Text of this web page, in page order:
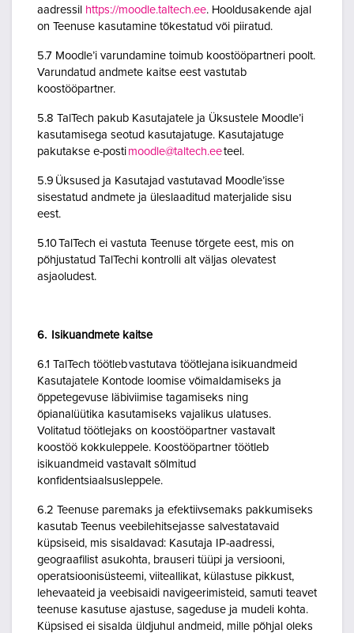
aadressil https://moodle.taltech.ee. Hooldusakende ajal
on Teenuse kasutamine tõkestatud või piiratud.
5.7 Moodle’i varundamine toimub koostööpartneri poolt.
Varundatud andmete kaitse eest vastutab
koostööpartner.
5.8 TalTech pakub Kasutajatele ja Üksustele Moodle’i
kasutamisega seotud kasutajatuge. Kasutajatuge
pakutakse e-posti moodle@taltech.eeteel.
5.9 Üksused ja Kasutajad vastutavad Moodle’isse
sisestatud andmete ja üleslaaditud materjalide sisu
eest.
5.10 TalTech ei vastuta Teenuse tõrgete eest, mis on
põhjustatud TalTechi kontrolli alt väljas olevatest
asjaoludest.
6. Isikuandmete kaitse
6.1 TalTech töötleb vastutava töötlejana isikuandmeid
Kasutajatele Kontode loomise võimaldamiseks ja
õppetegevuse läbiviimise tagamiseks ning
õpianalüütika kasutamiseks vajalikus ulatuses.
Volitatud töötlejaks on koostööpartner vastavalt
koostöö kokkuleppele. Koostööpartner töötleb
isikuandmeid vastavalt sõlmitud
konfidentsiaalsusleppele.
6.2 Teenuse paremaks ja efektiivsemaks pakkumiseks
kasutab Teenus veebilehitsejasse salvestatavaid
küpsiseid, mis sisaldavad: Kasutaja IP-aadressi,
geograafilist asukohta, brauseri tüüpi ja versiooni,
operatsioonisüsteemi, viiteallikat, külastuse pikkust,
lehevaateid ja veebisaidi navigeerimisteid, samuti teavet
teenuse kasutuse ajastuse, sageduse ja mudeli kohta.
Küpsised ei sisalda üldjuhul andmeid, mille põhjal oleks